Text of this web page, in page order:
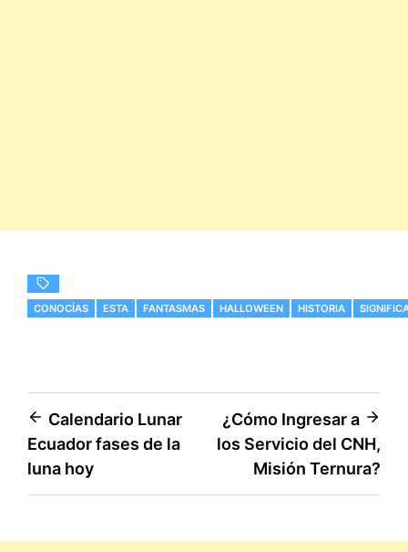
CONOCÍAS ESTA FANTASMAS HALLOWEEN HISTORIA
Navegación
de
entradas
Calendario Lunar
Ecuador fases de la
luna hoy
¿Cómo Ingresar a
los Servicio del CNH,
Misión Ternura?